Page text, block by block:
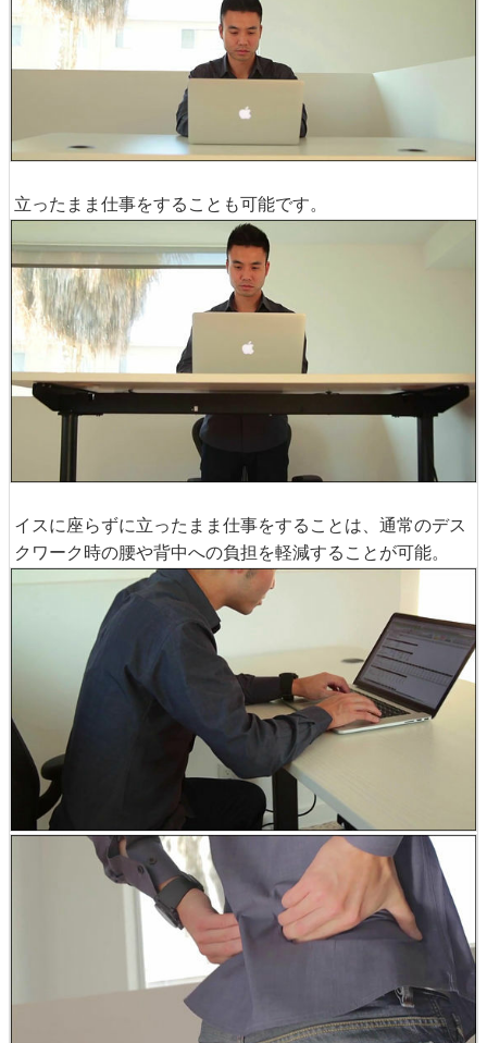
立ったまま仕事をすることも可能です。
イスに座らずに立ったまま仕事をすることは、通常のデス
クワーク時の腰や背中への負担を軽減することが可能。